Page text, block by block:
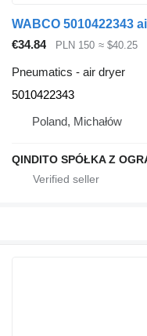
€34.84 PLN 150 ≈ $40.25
Pneumatics - air dryer
5010422343
Poland, Michałów